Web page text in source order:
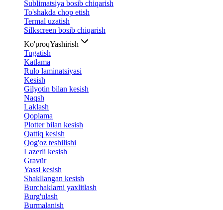
Sublimatsiya bosib chiqarish
To'shakda chop etish
Termal uzatish
Silkscreen bosib chiqarish
Ko'proqYashirish
Tugatish
Katlama
Rulo laminatsiyasi
Kesish
Gilyotin bilan kesish
Naqsh
Laklash
Qoplama
Plotter bilan kesish
Qattiq kesish
Qog'oz teshilishi
Lazerli kesish
Gravür
Yassi kesish
Shakllangan kesish
Burchaklarni yaxlitlash
Burg'ulash
Burmalanish